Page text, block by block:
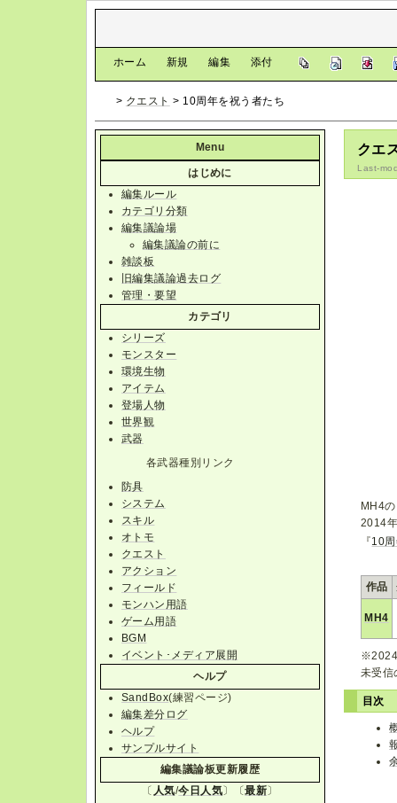
ホーム 新規 編集 添付
> クエスト > 10周年を祝う者たち
クエ
Last-
MH4
2014
『10
作品
MH4
未受信
目次
Menu
はじめに
編集ルール
カテゴリ分類
編集議論場
編集議論の前に
雑談板
旧編集議論過去ログ
管理・要望
カテゴリ
シリーズ
モンスター
環境生物
アイテム
登場人物
世界観
武器
各武器種別リンク
防具
システム
スキル
オトモ
クエスト
アクション
フィールド
モンハン用語
ゲーム用語
BGM
イベント･メディア展開
ヘルプ
SandBox(練習ページ)
編集差分ログ
ヘルプ
サンプルサイト
編集議論板更新履歴
〔 人気/今日人気〕〔最新〕